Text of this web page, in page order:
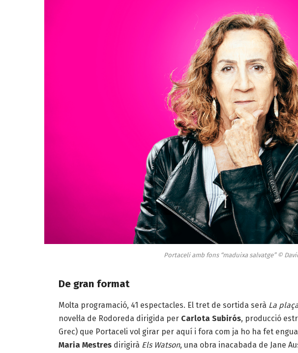
Portaceli amb fons “maduixa salvatge” ©
De gran format
Molta programació, 41 espectacles. El tret de sortida serà La
novel·la de Rodoreda dirigida per Carlota Subirós, producció
Grec) que Portaceli vol girar per aquí i fora com ja ho ha fet
Maria Mestres dirigirà Els Watson, una obra inacabada de Jane